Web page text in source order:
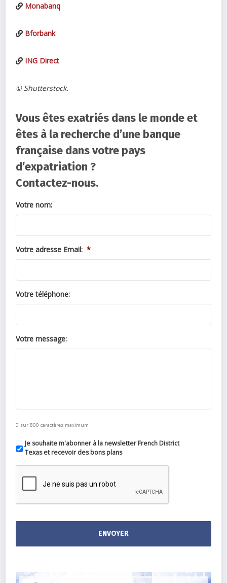
Monabanq
Bforbank
ING Direct
© Shutterstock.
Vous êtes exatriés dans le monde et
êtes à la recherche d’une banque
française dans votre pays
d’expatriation ?
Contactez-nous.
Votre nom:
Votre adresse Email: *
Votre téléphone:
Votre message:
0 sur 800 caractères maximum
Je souhaite m'abonner à la newsletter French District
Texas et recevoir des bons plans